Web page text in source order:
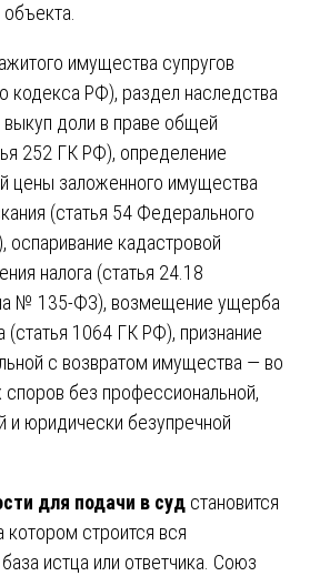
имущества супругов
кодекса РФ), раздел наследства
доли в праве общей
252 ГК РФ), определение
цены заложенного имущества
(статья 54 Федерального
оспаривание кадастровой
налога (статья 24.18
№ 135-ФЗ), возмещение ущерба
(статья 1064 ГК РФ), признание
с возвратом имущества — во
споров без профессиональной,
и юридически безупречной
для подачи в суд становится
строится вся
истца или ответчика. Союз